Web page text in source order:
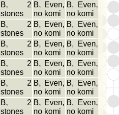
B, 2
stones
B, Even,
no komi
B, Even,
no komi
B, 2
stones
B, Even,
no komi
B, Even,
no komi
B, 2
stones
B, Even,
no komi
B, Even,
no komi
B, 2
stones
B, Even,
no komi
B, Even,
no komi
B, 2
stones
B, Even,
no komi
B, Even,
no komi
B, 2
stones
B, Even,
no komi
B, Even,
no komi